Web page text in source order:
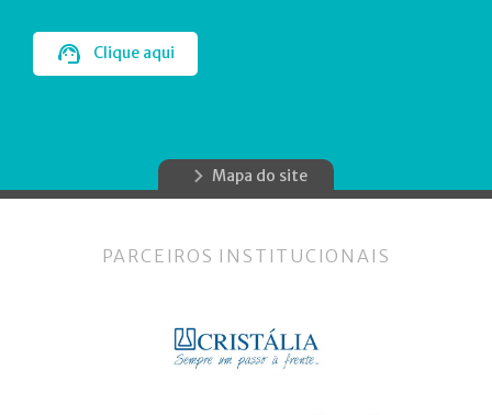
Clique aqui
Mapa do site
PARCEIROS INSTITUCIONAIS